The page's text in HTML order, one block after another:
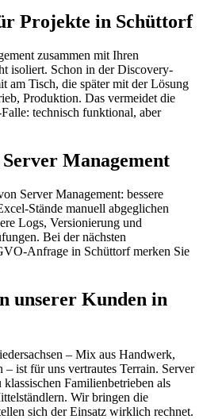
Projekte in Schüttorf
zusammen mit Ihren
isoliert. Schon in der Discovery-
am Tisch, die später mit der Lösung
Produktion. Das vermeidet die
technisch funktional, aber
Management
Server Management: bessere
Stände manuell abgeglichen
Logs, Versionierung und
Bei der nächsten
Anfrage in Schüttorf merken Sie
unserer Kunden in
– Mix aus Handwerk,
ist für uns vertrautes Terrain. Server
Familienbetrieben als
Wir bringen die
sich der Einsatz wirklich rechnet.